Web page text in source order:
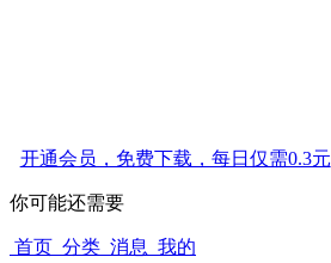
开通会员，免费下载，每日仅需0.3元
你可能还需要
首页 分类 消息 我的